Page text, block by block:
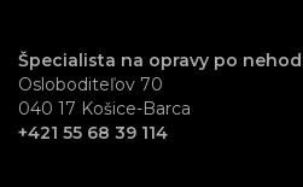
Špecialista na opravy po
Osloboditeľov 70
040 17 Košice-Barca
+421 55 68 39 114